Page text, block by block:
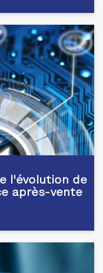
l'évolution de
après-vente